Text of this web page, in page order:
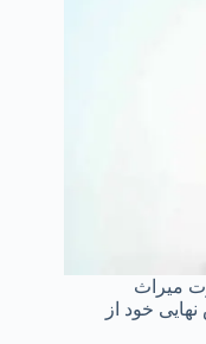
میراث
خود از